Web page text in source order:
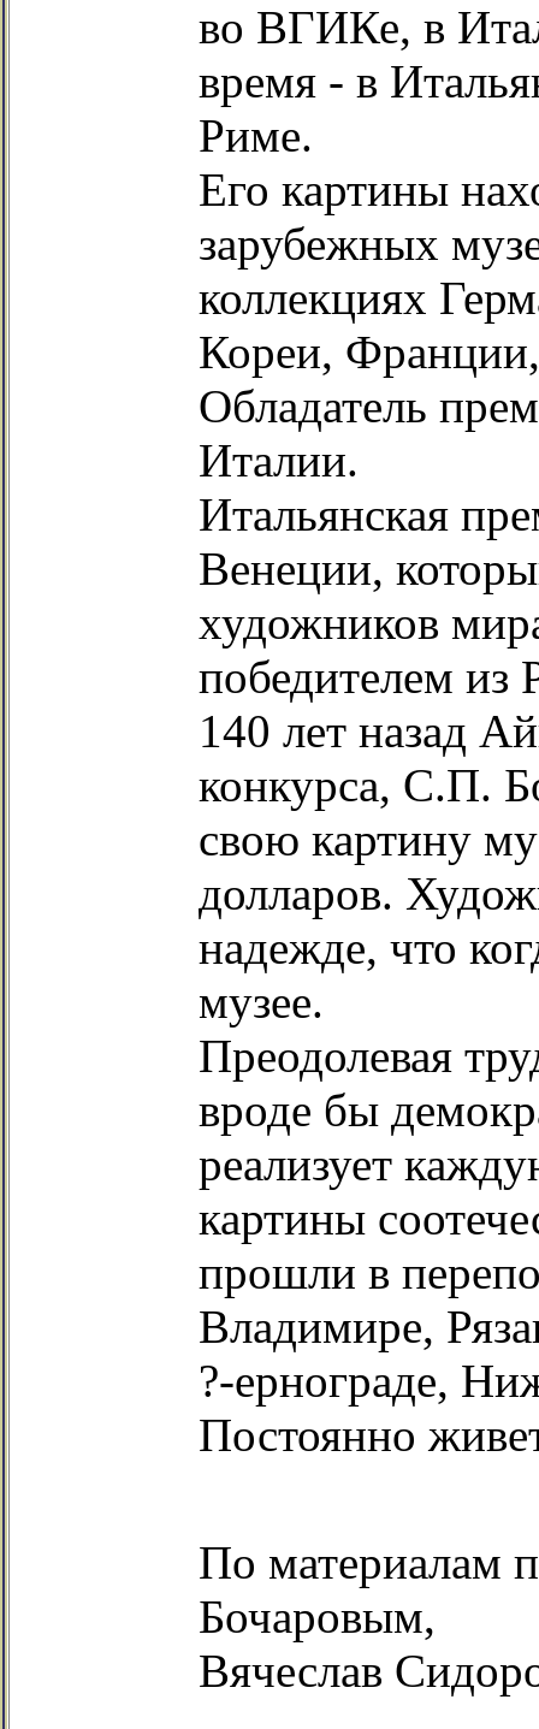
во ВГИКе, в
время - в
Риме.
Его картины
зарубежных
коллекциях
Кореи,
Обладатель
Италии.
Итальянская
Венеции,
художников
победителем
140 лет назад
конкурса, С.П.
свою картину
долларов.
надежде, что
музее.
Преодолевая
вроде бы
реализует
картины
прошли в
Владимире,
?-ернограде,
Постоянно
По материалам
Бочаровым,
Вячеслав